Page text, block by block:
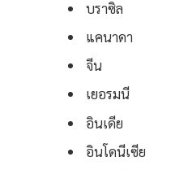
บราซิล
แคนาดา
จีน
เยอรมนี
อินเดีย
อินโดนีเซีย